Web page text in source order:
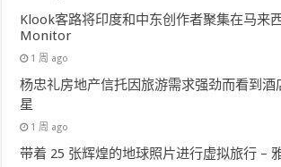
Klook客路将印度和中东创作者聚集在马来
Monitor
1 周 ago
杨忠礼房地产信托因旅游需求强劲而看到
星
1 周 ago
带着 25 张辉煌的地球照片进行虚拟旅行 –